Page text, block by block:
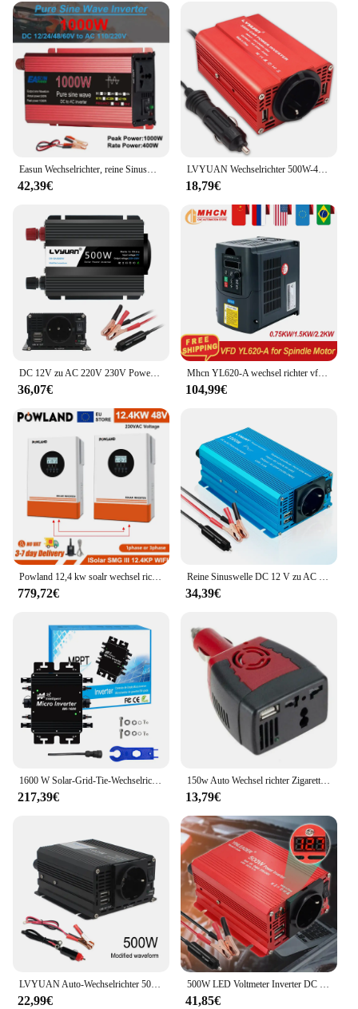
friendly setup, the wechselrichter dc 750V ensures
that your customers receive a product that not only
meets their energy needs but also stands the test of
time.
Easun Wechselrichter, reine Sinuswelle, 12 V DC zu AC 220 V, Konverter 3000 W, 2200 W, 1600 W, 1000 W, Stabilisator, 24 V, Solar-Wechselrichter 50 Hz, 60 Hz
42,39€
LVYUAN Wechselrichter 500W-4000W Spannungswandler Dual USB Universal/EU-Buchse Batterieadapter Wechselrichter Autozubehör
18,79€
DC 12V zu AC 220V 230V Power Inverter 500W Schwarz Spannung Konverter Automatische Transformator Adapter Dual USB EU Universelle buchse
36,07€
Mhcn YL620-A wechsel richter vfd 0,75 kW 1,5 kW 2,2 kW Drehzahl regler Ein phasen eingang 110V 220V 380V 3-Phasen-Ausgang für Spindel motor
104,99€
Powland 12,4 kw soalr wechsel richter mppt 120a ladegerät pv eingang 500vdc 13000w 220vac 48vdc reiner sinus wellen wechsel richter dc/ac mit wifi bms
779,72€
Reine Sinuswelle DC 12 V zu AC 230 V 1000 W/1500 W/2200 W 50 Hz/60 Hz Auto-Wechselrichter mit 4,2 A Dual-USB-Aufladung EU/Universal-Buchse
34,39€
1600 W Solar-Grid-Tie-Wechselrichter mit intelligenter WiFi-Funktion DC 22–50 V AC für 60/72 Zellen Solar-PV-Grid-Tie-Mikro-Wechselrichter
217,39€
150w Auto Wechsel richter Zigaretten anzünder Auto ladegerät USB 12V DC bis 220V AC Konverter Adapter Auto Konverter
13,79€
LVYUAN Auto-Wechselrichter 500 W-2600 W Spitzenleistung DC12V-AC220V 230 V 50 Hz EU-Buchse Spannungswandler Wechselrichter
22,99€
500W LED Voltmeter Inverter DC 12V zu AC 220V Automatische Transformator Power Converter Dual USB EU Buchse auto Zubehör
41,85€